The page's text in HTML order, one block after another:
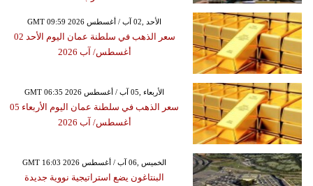
GMT 09:59 2026 الأحد ,02 آب / أغسطس
سعر الذهب في سلطنة عمان اليوم الأحد 02
أغسطس/ آب 2026
GMT 06:35 2026 الأربعاء ,05 آب / أغسطس
سعر الذهب في سلطنة عمان اليوم الأربعاء 05
أغسطس/ آب 2026
GMT 16:03 2026 الخميس ,06 آب / أغسطس
البنتاغون يضع استراتيجية نووية جديدة